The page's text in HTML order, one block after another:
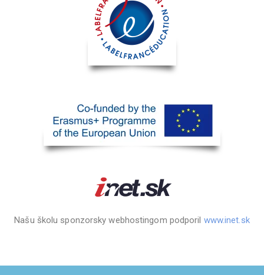
Našu školu sponzorsky webhostingom podporil www.inet.sk